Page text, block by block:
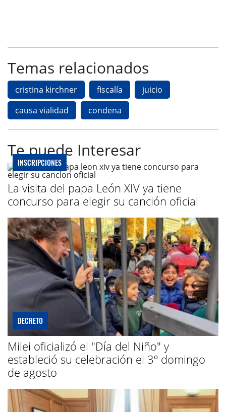
Temas relacionados
cristina kirchner fiscalía
juicio
causa vialidad
condena
Te puede Interesar
INSCRIPCIONES
La visita del papa León XIV ya tiene
concurso para elegir su canción oficial
DECRETO
Milei oficializó el "Día del Niño" y
estableció su celebración el 3º domingo
de agosto